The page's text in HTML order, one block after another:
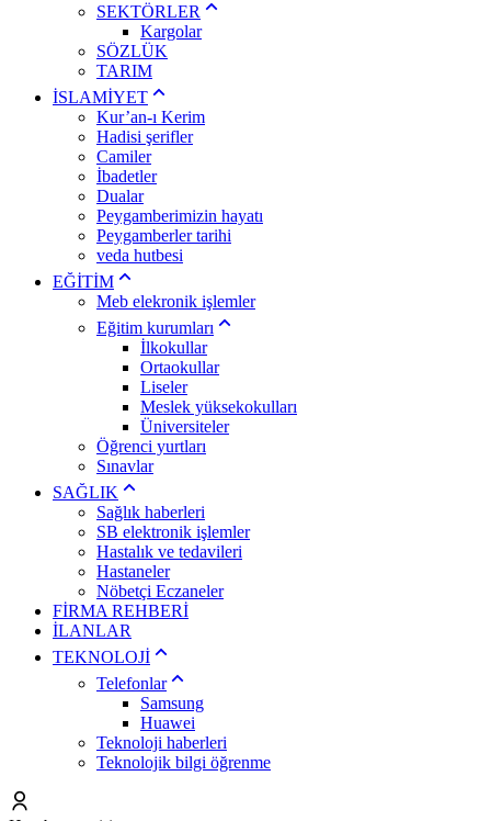
SEKTÖRLER
Kargolar
SÖZLÜK
TARIM
İSLAMİYET
Kur’an-ı Kerim
Hadisi şerifler
Camiler
İbadetler
Dualar
Peygamberimizin hayatı
Peygamberler tarihi
veda hutbesi
EĞİTİM
Meb elekronik işlemler
Eğitim kurumları
İlkokullar
Ortaokullar
Liseler
Meslek yüksekokulları
Üniversiteler
Öğrenci yurtları
Sınavlar
SAĞLIK
Sağlık haberleri
SB elektronik işlemler
Hastalık ve tedavileri
Hastaneler
Nöbetçi Eczaneler
FİRMA REHBERİ
İLANLAR
TEKNOLOJİ
Telefonlar
Samsung
Huawei
Teknoloji haberleri
Teknolojik bilgi öğrenme